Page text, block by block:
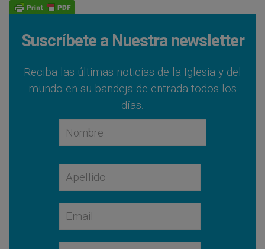
Suscríbete a Nuestra newsletter
Reciba las últimas noticias de la Iglesia y del
mundo en su bandeja de entrada todos los
días.